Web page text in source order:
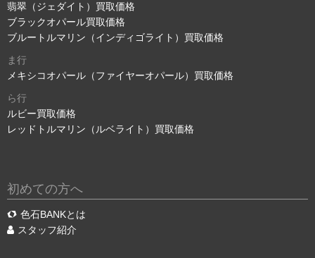
翡翠（ジェダイト）買取価格
ブラックオパール買取価格
ブルートルマリン（インディゴライト）買取価格
ま行
メキシコオパール（ファイヤーオパール）買取価格
ら行
ルビー買取価格
レッドトルマリン（ルベライト）買取価格
初めての方へ
色石BANKとは
スタッフ紹介